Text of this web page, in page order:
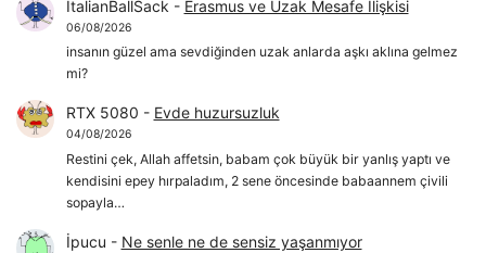
ItalianBallSack - Erasmus ve Uzak Mesafe İlişkisi
06/08/2026
insanın güzel ama sevdiğinden uzak anlarda aşkı aklına gelmez
mi?
RTX 5080 - Evde huzursuzluk
04/08/2026
Restini çek, Allah affetsin, babam çok büyük bir yanlış yaptı ve
kendisini epey hırpaladım, 2 sene öncesinde babaannem çivili
sopayla…
İpucu - Ne senle ne de sensiz yaşanmıyor